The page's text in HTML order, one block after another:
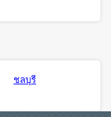
ชลบุรี